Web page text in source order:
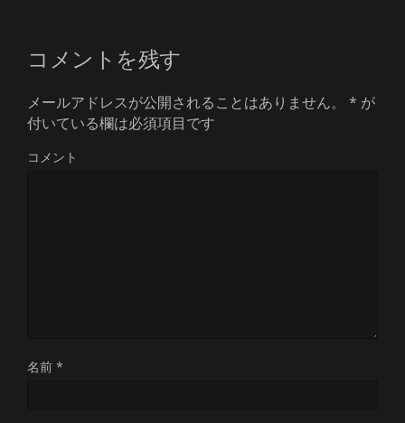
コメントを残す
メールアドレスが公開されることはありません。 * が
付いている欄は必須項目です
コメント
名前 *